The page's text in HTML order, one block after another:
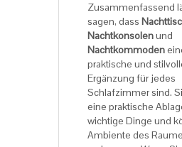
Zusammenfassend
sagen, dass
Nachtkonsolenund
Nachtkommoden
praktische und
Ergänzung für jedes
Schlafzimmer sind.
eine praktische
wichtige Dinge und
Ambiente des